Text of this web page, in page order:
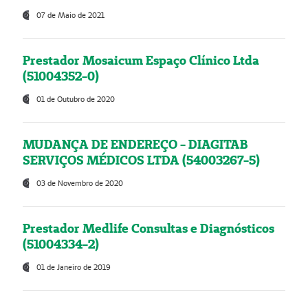
07 de Maio de 2021
Prestador Mosaicum Espaço Clínico Ltda
(51004352-0)
01 de Outubro de 2020
MUDANÇA DE ENDEREÇO - DIAGITAB
SERVIÇOS MÉDICOS LTDA (54003267-5)
03 de Novembro de 2020
Prestador Medlife Consultas e Diagnósticos
(51004334-2)
01 de Janeiro de 2019